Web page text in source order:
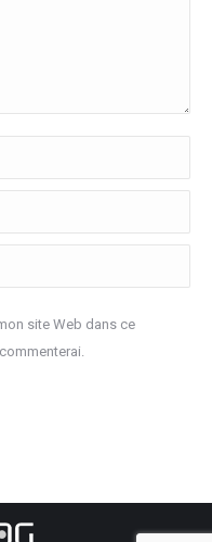
site Web dans ce